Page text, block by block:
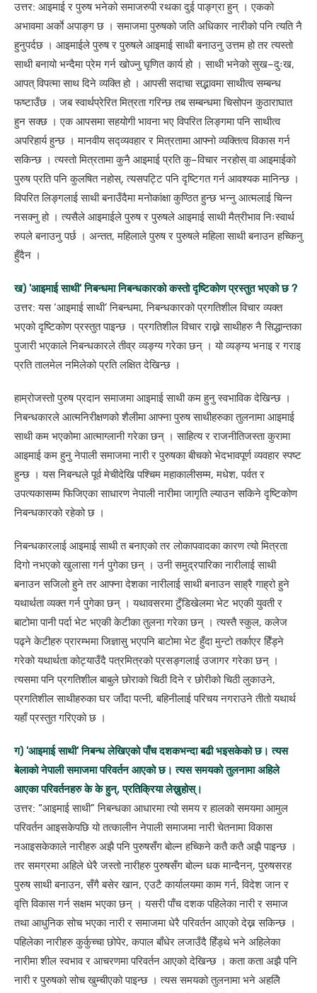
उत्तर: आइमाई र पुरुष भनेको समाजरुपी रथका दुई पाङ्ग्रा हुन् । एकको
अभावमा अर्काे अपाङ्ग छ । समाजमा पुरुषको जति अधिकार नारीको पनि त्यति नै
हुनुपर्दछ । आइमाईले पुरुष र पुरुषले आइमाई साथी बनाउनु उत्तम हो तर त्यस्तो
साथी बनायो भन्दैमा प्रेम गर्न खोज्नु घृणित कार्य हो । साथी भनेको सुख–दुःख,
आपत् विपत्मा साथ दिने व्यक्ति हो । आपसी सदाचा सद्भावमा साथीत्व सम्बन्ध
फष्टाउँछ । जब स्वार्थप्रेरित मित्रता गरिन्छ तब सम्बन्धमा चिसोपन कुठाराघात
हुन सक्छ । एक आपसमा सहयोगी भावना भए विपरित लिङ्गमा पनि साथीत्व
अपरिहार्य हुन्छ । मानवीय सद्व्यवहार र मित्रतामा आफ्नो व्यक्तित्व विकास गर्न
सकिन्छ । त्यस्तो मित्रतामा कुनै आइमाई प्रति कु–विचार नरहोस् वा आइमाईको
पुरुष प्रति पनि कुलषित नहोस्, त्यसपट्टि पनि दृष्टिगत गर्न आवश्यक मानिन्छ ।
विपरित लिङ्गलाई साथी बनाउँदैमा मनोकांक्षा कुण्ठित हुन्छ भन्नु आत्मलाई चिन्न
नसक्नु हो । त्यसैले आइमाईले पुरुष र पुरुषले आइमाई साथी मैत्रीभाव निःस्वार्थ
रुपले बनाउनु पर्छ । अन्तत, महिलाले पुरुष र पुरुषले महिला साथी बनाउन हच्किनु
हुँदैन ।
ख) 'आइमाई साथी' निबन्धमा निबन्धकारको कस्तो दृष्टिकोण प्रस्तुत भएको छ ?
उत्तर: यस ‘आइमाई साथी’ निबन्धमा, निबन्धकारको प्रगतिशील विचार व्यक्त
भएको दृष्टिकोण प्रस्तुत पाइन्छ । प्रगतिशील विचार राख्ने साथीहरु नै सिद्धान्तका
पुजारी भएकाले निबन्धकारले तीव्र व्यङ्ग्य गरेका छन् । यो व्यङ्ग्य भनाइ र गराइ
प्रति तालमेल नमिलेको प्रति लक्षित देखिन्छ ।
हाम्रोजस्तो पुरुष प्रदान समाजमा आइमाई साथी कम हुनु स्वभाविक देखिन्छ ।
निबन्धकारले आत्मनिरीक्षणको शैलीमा आफ्ना पुरुष साथीहरुका तुलनामा आइमाई
साथी कम भएकोमा आत्माग्लानी गरेका छन् । साहित्य र राजनीतिजस्ता कुरामा
आइमाई कम हुनु नेपाली समाजमा नारी र पुरुषका बीचको भेदभावपूर्ण व्यवहार स्पष्ट
हुन्छ । यस निबन्धले पूर्व मेचीदेखि पश्चिम महाकालीसम्म, मधेश, पर्वत र
उपत्यकासम्म फिजिएका साधारण नेपाली नारीमा जागृति ल्याउन सकिने दृष्टिकोण
निबन्धकारको रहेको छ ।
निबन्धकारलाई आइमाई साथी त बनाएको तर लोकापवादका कारण त्यो मित्रता
दिगो नभएको खुलासा गर्न पुगेका छन् । उनी समुद्रपारिका नारीलाई साथी
बनाउन सजिलो हुने तर आफ्ना देशका नारीलाई साथी बनाउन साह्रै गाह्रो हुने
यथार्थता व्यक्त गर्न पुगेका छन् । यथावसरमा टुँडिखेलमा भेट भएकी युवती र
बाटोमा पानी पर्दा भेट भएकी केटीका तुलना गरेका छन् । त्यस्तै स्कुल, कलेज
पढ्ने केटीहरु प्रारम्भमा जिज्ञासु भएपनि बाटोमा भेट हुँदा मुन्टो तर्काएर हिँड्ने
गरेको यथार्थता कोट्याउँदै पत्रमित्रको प्रसङ्गलाई उजागर गरेका छन् ।
त्यसमा पनि प्रगतिशील बाबुले छोराको चिठी दिने र छोरीको चिठी लुकाउने,
प्रगतिशील साथीहरुका घर जाँदा पत्नी, बहिनीलाई परिचय नगराउने तीतो यथार्थ
यहाँ प्रस्तुत गरिएको छ ।
ग) 'आइमाई साथी' निबन्ध लेखिएको पाँच दशकभन्दा बढी भइसकेको छ। त्यस
बेलाको नेपाली समाजमा परिवर्तन आएको छ। त्यस समयको तुलनामा अहिले
आएका परिवर्तनहरु के के हुन्, प्रतिक्रिया लेख्नुहोस्।
उत्तर: “आइमाई साथी” निबन्धका आधारमा त्यो समय र हालको समयमा आमुल
परिवर्तन आइसकेपछि यो तत्कालीन नेपाली समाजमा नारी चेतनामा विकास
नआइसकेकाले नारीहरु अझै पनि पुरुषसँग बोल्न हच्किने कतै कतै अझै पाइन्छ ।
तर समग्रमा अहिले धेरै जस्तो नारीहरु पुरुषसँग बोल्न धक मान्दैनन्, पुरुषसरह
पुरुष साथी बनाउन, सँगै बसेर खान, एउटै कार्यालयमा काम गर्न, विदेश जान र
वृत्ति विकास गर्न सक्षम भएका छन् । यसरी पाँच दशक पहिलेका नारी र समाज
तथा आधुनिक सोच भएका नारी र समाजमा धेरै परिवर्तन आएको देख्न सकिन्छ ।
पहिलेका नारीहरु कुर्कुच्चा छोपेर, कपाल बाँधेर लजाउँदै हिँड्थे भने अहिलेका
नारीमा शील स्वभाव र आचरणमा परिवर्तन आएको देखिन्छ । कता कता अझै पनि
नारी र पुरुषको सोच खुम्चीएको पाइन्छ । त्यस समयको तुलनामा भने अहलिे